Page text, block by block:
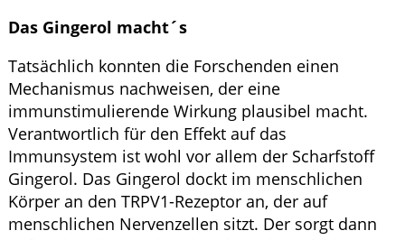
Das Gingerol macht´s
Tatsächlich konnten die Forschenden einen
Mechanismus nachweisen, der eine
immunstimulierende Wirkung plausibel macht.
Verantwortlich für den Effekt auf das
Immunsystem ist wohl vor allem der Scharfstoff
Gingerol. Das Gingerol dockt im menschlichen
Körper an den TRPV1-Rezeptor an, der auf
menschlichen Nervenzellen sitzt. Der sorgt dann